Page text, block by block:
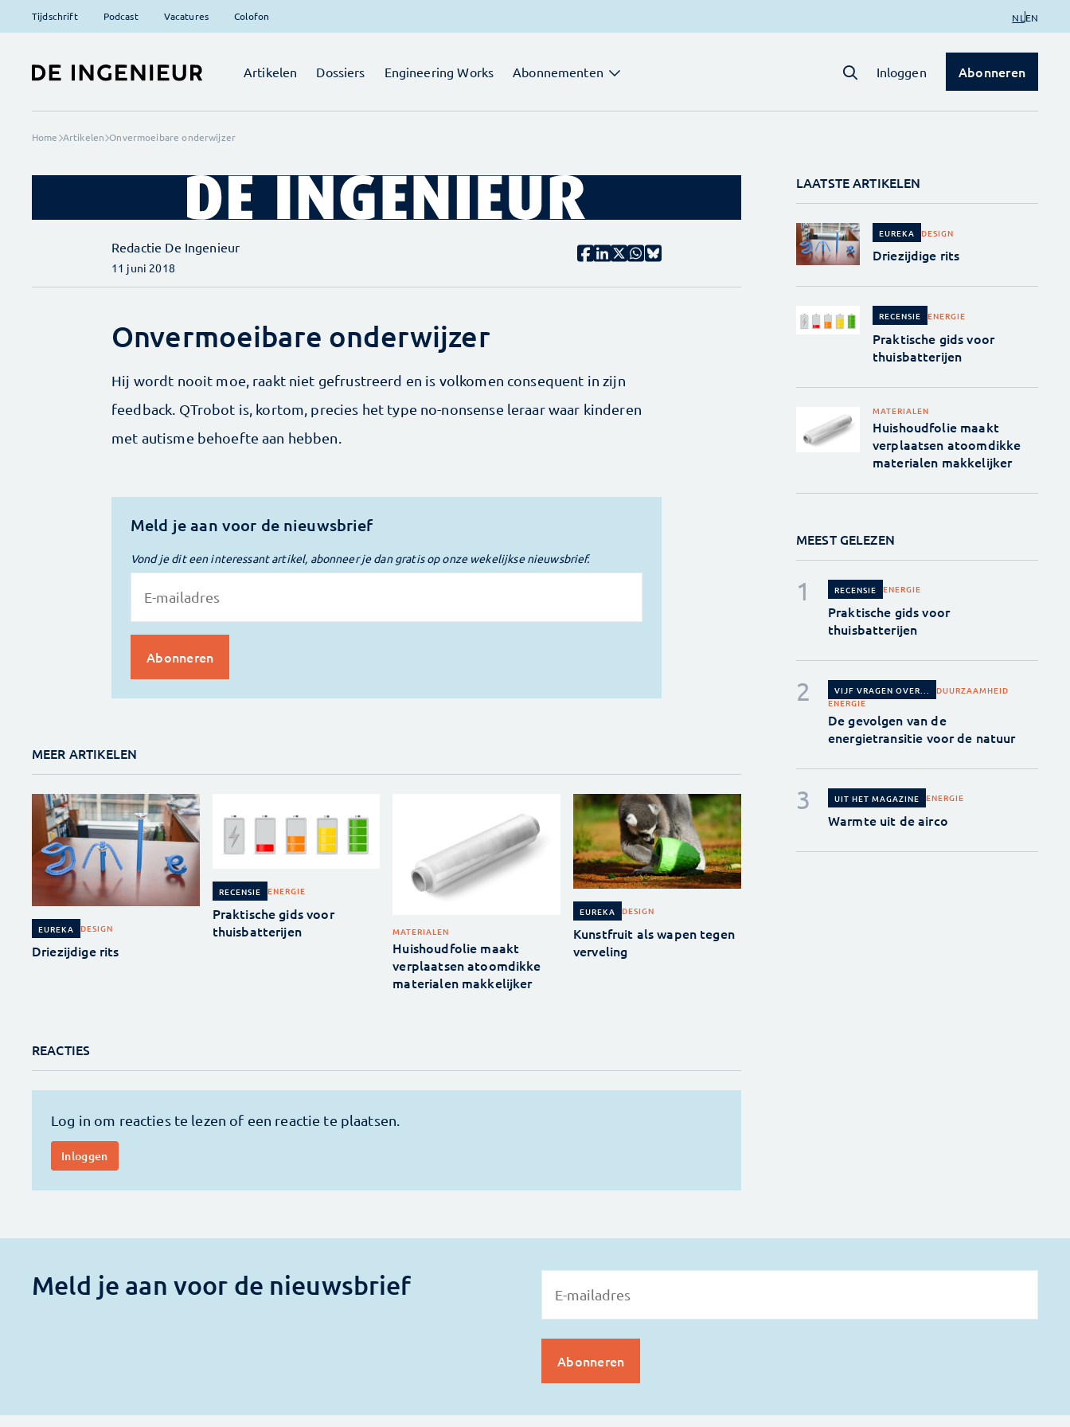
Tijdschrift Podcast Vacatures Colofon NL EN
Artikelen Dossiers Engineering Works Abonnementen Inloggen Abonneren
Home Artikelen Onvermoeibare onderwijzer
Redactie De Ingenieur
11 juni 2018
Onvermoeibare onderwijzer
Hij wordt nooit moe, raakt niet gefrustreerd en is volkomen consequent in zijn
feedback. QTrobot is, kortom, precies het type no-nonsense leraar waar kinderen
met autisme behoefte aan hebben.
Meld je aan voor de nieuwsbrief
Vond je dit een interessant artikel, abonneer je dan gratis op onze wekelijkse nieuwsbrief.
MEER ARTIKELEN
EUREKA DESIGN
Driezijdige rits
RECENSIE ENERGIE
Praktische gids voor
thuisbatterijen
MATERIALEN
Huishoudfolie maakt
verplaatsen atoomdikke
materialen makkelijker
EUREKA DESIGN
Kunstfruit als wapen tegen
verveling
REACTIES
LAATSTE ARTIKELEN
EUREKA DESIGN
Driezijdige rits
RECENSIE ENERGIE
Praktische gids voor
thuisbatterijen
MATERIALEN
Huishoudfolie maakt
verplaatsen atoomdikke
materialen makkelijker
MEEST GELEZEN
RECENSIE ENERGIE
Praktische gids voor
thuisbatterijen
VIJF VRAGEN OVER...
DUURZAAMHEID
ENERGIE
De gevolgen van de
energietransitie voor de natuur
UIT HET MAGAZINE ENERGIE
Warmte uit de airco
Meld je aan voor de nieuwsbrief